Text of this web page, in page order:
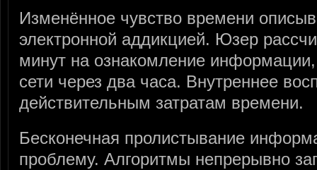
Изменённое чувство времени
электронной аддикцией. Юзер
минут на ознакомление
сети через два часа. Внутреннее
действительным затратам времени.
Бесконечная пролистывание
проблему. Алгоритмы непрерывно